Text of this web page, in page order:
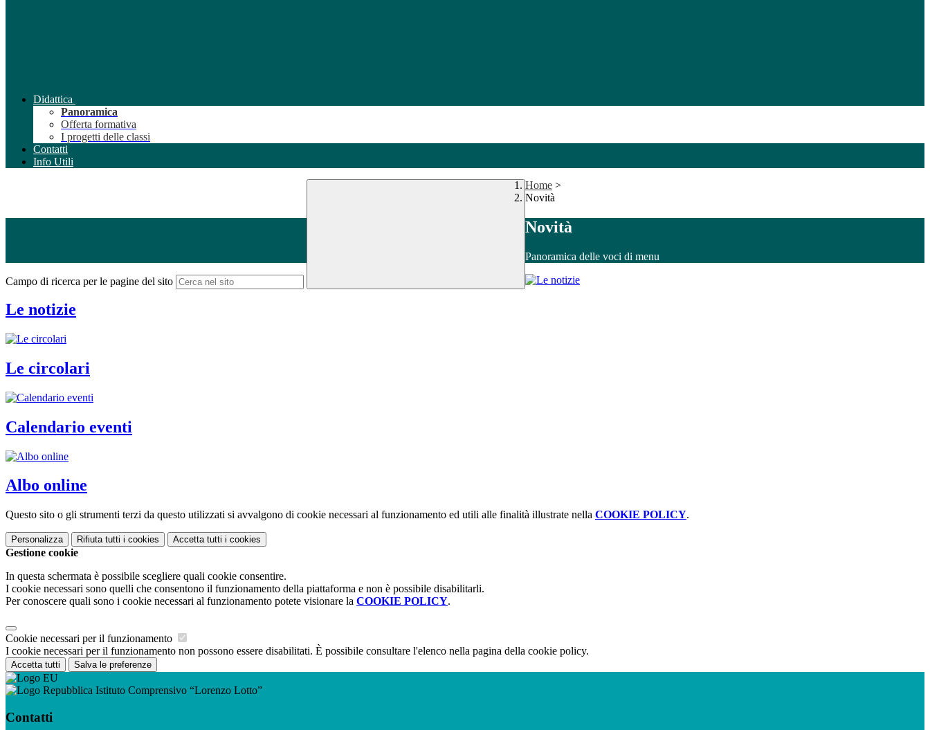
Didattica
Panoramica
Offerta formativa
I progetti delle classi
Contatti
Info Utili
Campo di ricerca per le pagine del sito
Home >
Novità
Novità
Panoramica delle voci di menu
Le notizie
Le circolari
Calendario eventi
Albo online
Questo sito o gli strumenti terzi da questo utilizzati si avvalgono di cookie necessari al funzionamento ed utili alle finalità illustrate nella COOKIE POLICY.
Personalizza Rifiuta tutti i cookies Accetta tutti i cookies
Gestione cookie
In questa schermata è possibile scegliere quali cookie consentire.
I cookie necessari sono quelli che consentono il funzionamento della piattaforma e non è possibile disabilitarli.
Per conoscere quali sono i cookie necessari al funzionamento potete visionare la COOKIE POLICY.
Cookie necessari per il funzionamento
I cookie necessari per il funzionamento non possono essere disabilitati. È possibile consultare l'elenco nella pagina della cookie policy.
Accetta tutti Salva le preferenze
Istituto Comprensivo “Lorenzo Lotto”
Contatti